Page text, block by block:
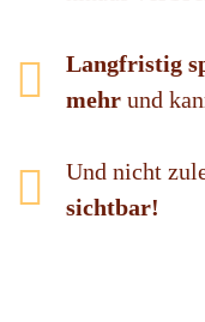
Langfristig
mehr und
Und nicht
sichtbar!